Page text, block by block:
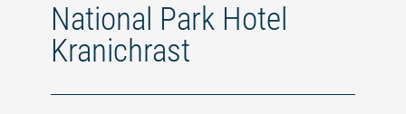
National Park Hotel
Kranichrast